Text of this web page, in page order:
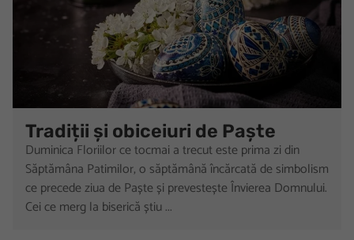
Tradiții și obiceiuri de Paște
Duminica Floriilor ce tocmai a trecut este prima zi din
Săptămâna Patimilor, o săptămână încărcată de simbolism
ce precede ziua de Paște și prevestește Învierea Domnului.
Cei ce merg la biserică știu ...